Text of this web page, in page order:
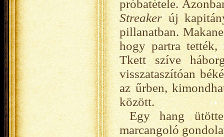
próbatétele.
Streakerúj
pillanatban.
hogy partra tették,
Tkett szíve
visszataszítóan
az űrben,
között.
Egy hang
marcangoló